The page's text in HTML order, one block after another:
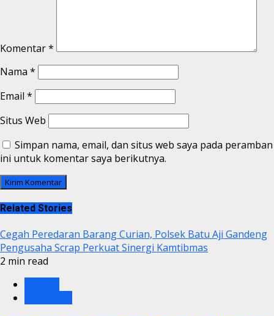
Komentar*
Nama *
Email *
Situs Web
Simpan nama, email, dan situs web saya pada peramban
ini untuk komentar saya berikutnya.
Related Stories
Cegah Peredaran Barang Curian, Polsek Batu Aji Gandeng
Pengusaha Scrap Perkuat Sinergi Kamtibmas
2 min read